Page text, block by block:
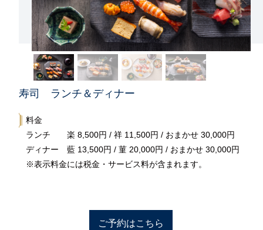
寿司 ランチ＆ディナー
料金
ランチ 楽 8,500円 / 祥 11,500円 / おまかせ 30,000円
ディナー 藍 13,500円 / 菫 20,000円 / おまかせ 30,000円
※表示料金には税金・サービス料が含まれます。
ご予約はこちら